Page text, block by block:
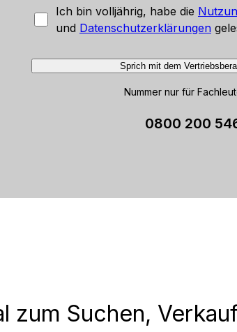
Ich bin volljährig, habe die
und Datenschutzerklärungen
Sprich mit dem
Nummer nur für
0800 200
zum Suchen,